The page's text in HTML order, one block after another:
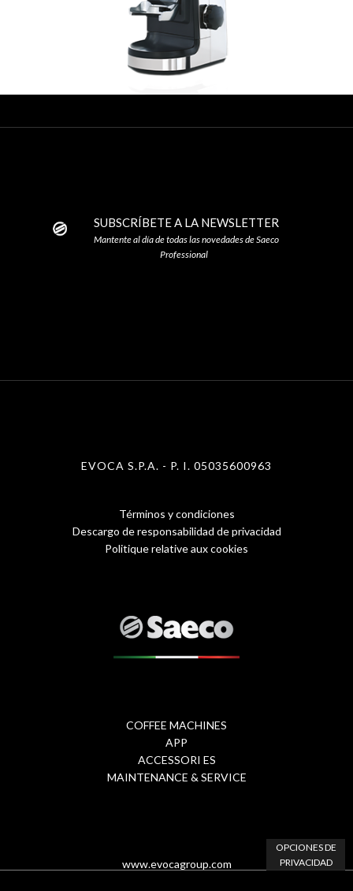
SUBSCRÍBETE A LA NEWSLETTER
Mantente al día de todas las novedades de Saeco
Professional
EVOCA S.P.A. - P. I. 05035600963
Menu
Términos y condiciones
Descargo de responsabilidad de privacidad
Politique relative aux cookies
COFFEE MACHINES
APP
ACCESSORI ES
MAINTENANCE & SERVICE
www.evocagroup.com
OPCIONES DE
PRIVACIDAD